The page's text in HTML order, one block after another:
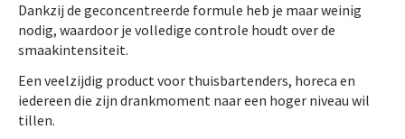
Dankzij de geconcentreerde formule heb je maar weinig
nodig, waardoor je volledige controle houdt over de
smaakintensiteit.
Een veelzijdig product voor thuisbartenders, horeca en
iedereen die zijn drankmoment naar een hoger niveau wil
tillen.